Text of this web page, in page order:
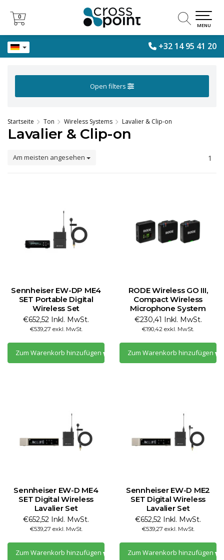
+32 14 95 41 20
0
0
MENU
Open filters
Startseite Ton Wireless Systems Lavalier & Clip-on
Lavalier & Clip-on
Am meisten angesehen 1
Sennheiser EW-DP ME4
SET Portable Digital
Wireless Set
€652,52 Inkl. MwSt.
€539,27 exkl. MwSt.
Zum Warenkorb hinzufügen
RODE Wireless GO III,
Compact Wireless
Microphone System
€230,41 Inkl. MwSt.
€190,42 exkl. MwSt.
Zum Warenkorb hinzufügen
Sennheiser EW-D ME4
SET Digital Wireless
Lavalier Set
€652,52 Inkl. MwSt.
€539,27 exkl. MwSt.
Zum Warenkorb hinzufügen
Sennheiser EW-D ME2
SET Digital Wireless
Lavalier Set
€652,52 Inkl. MwSt.
€539,27 exkl. MwSt.
Zum Warenkorb hinzufügen